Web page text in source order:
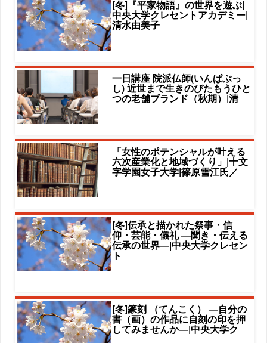
[冬]『平家物語』の世界を遊ぶ|
中央大学クレセントアカデミー|
清水由美子
一日講座 院派仏師(いんぱぶっ
し) 近世まで生きのびたもうひと
つの老舗ブランド（秋期）|清
「女性のポテンシャルが叶える
六次産業化と地域づくり」|十文
字学園女子大学|篠原雪江氏／
[冬]伝承と描かれた祭事・信
仰・芸能・儀礼 ―聞き・伝える
伝承の世界―|中央大学クレセン
ト
[冬]篆刻 （てんこく） ―自分の
書（画）の作品に自刻の印を押
してみませんか―|中央大学ク